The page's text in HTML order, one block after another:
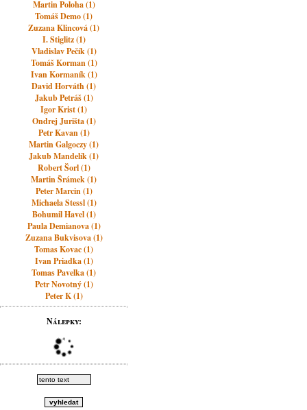
Martin Poloha (1)
Tomáš Demo (1)
Zuzana Klincová (1)
I. Stiglitz (1)
Vladislav Pečík (1)
Tomáš Korman (1)
Ivan Kormaník (1)
David Horváth (1)
Jakub Petráš (1)
Igor Krist (1)
Ondrej Jurišta (1)
Petr Kavan (1)
Martin Galgoczy (1)
Jakub Mandelík (1)
Robert Šorl (1)
Martin Šrámek (1)
Peter Marcin (1)
Michaela Stessl (1)
Bohumil Havel (1)
Paula Demianova (1)
Zuzana Bukvisova (1)
Tomas Kovac (1)
Ivan Priadka (1)
Tomas Pavelka (1)
Petr Novotný (1)
Peter K (1)
Nálepky: